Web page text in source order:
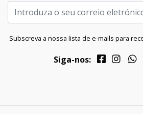
Subscreva a nossa lista de e-mails para
Siga-nos: